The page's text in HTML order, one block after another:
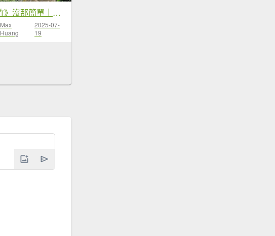
《新竹》沒那簡單｜關西赤柯山東獅頭...
Max
Huang
2025-07-
19